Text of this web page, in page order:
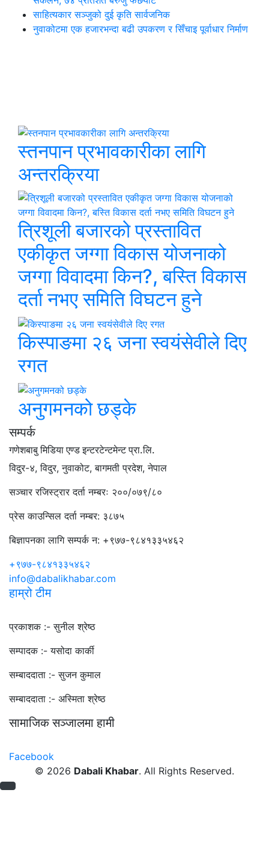
साहित्यकार सञ्जुको दुई कृति सार्वजनिक
नुवाकोटमा एक हजारभन्दा बढी उपकरण र सिँचाइ पूर्वाधार निर्माण
स्तनपान प्रभावकारीका लागि
अन्तरक्रिया
त्रिशूली बजारको प्रस्तावित
एकीकृत जग्गा विकास योजनाको
जग्गा विवादमा किन?, बस्ति विकास
दर्ता नभए समिति विघटन हुने
किस्पाङमा २६ जना स्वयंसेवीले दिए
रगत
अनुगमनको छड्के
सम्पर्क
गणेशबाबु मिडिया एण्ड इन्टरटेन्टमेन्ट प्रा.लि.
विदुर-४, विदुर, नुवाकोट, बागमती प्रदेश, नेपाल
सञ्चार रजिस्ट्रार दर्ता नम्बरः २००/०७९/८०
प्रेस काउन्सिल दर्ता नम्बर: ३८७५
बिज्ञापनका लागि सम्पर्क न: +९७७-९८४१३३५४६२
+९७७-९८४१३३५४६२
info@dabalikhabar.com
हाम्रो टीम
प्रकाशक :-सुनील श्रेष्ठ
सम्पादक :-यसोदा कार्की
सम्बाददाता :-सुजन कुमाल
सम्बाददाता :- अस्मिता श्रेष्ठ
सामाजिक सञ्जालमा हामी
Facebook
© 2026 Dabali Khabar. All Rights Reserved.